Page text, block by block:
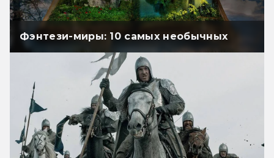
Фэнтези-миры: 10 самых необычных